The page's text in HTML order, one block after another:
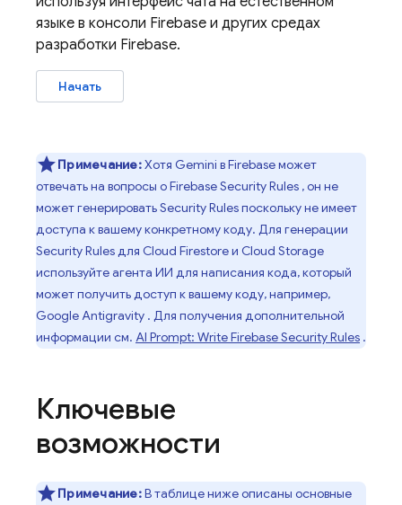
языке в консоли Firebase и других средах
разработки Firebase.
Начать
Примечание:Хотя Gemini вFirebaseможет
отвечать на вопросы оFirebase Security Rules , он не
может генерироватьSecurity Rulesпоскольку не имеет
доступа к вашему конкретному коду. Для генерации
Security Rulesдля Cloud Firestoreи Cloud Storage
используйте агента ИИ для написания кода, который
может получить доступ к вашему коду, например,
Google Antigravity . Для получения дополнительной
информации см. AI Prompt: WriteFirebase Security Rules .
Ключевые
возможности
Примечание:В таблице ниже описаны основные